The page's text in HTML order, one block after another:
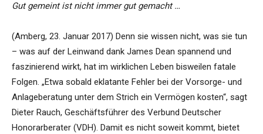
Gut gemeint ist nicht immer gut gemacht …
(Amberg, 23. Januar 2017) Denn sie wissen nicht, was sie tun
– was auf der Leinwand dank James Dean spannend und
faszinierend wirkt, hat im wirklichen Leben bisweilen fatale
Folgen. „Etwa sobald eklatante Fehler bei der Vorsorge- und
Anlageberatung unter dem Strich ein Vermögen kosten“, sagt
Dieter Rauch, Geschäftsführer des Verbund Deutscher
Honorarberater (VDH). Damit es nicht soweit kommt, bietet